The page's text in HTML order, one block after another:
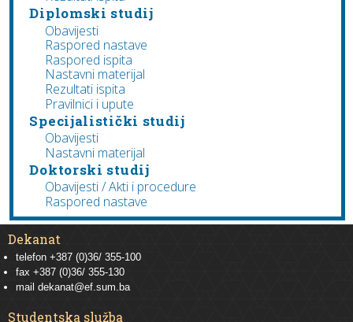
Diplomski studij
Obavijesti
Raspored nastave
Raspored ispita
Nastavni materijal
Rezultati ispita
Pravilnici i upute
Specijalistički studij
Obavijesti
Nastavni materijal
Doktorski studij
Obavijesti / Akti i procedure
Raspored nastave
Dekanat
telefon +387 (0)36/ 355-100
fax +387 (0)36/ 355-130
mail dekanat@ef.sum.ba
Studentska služba